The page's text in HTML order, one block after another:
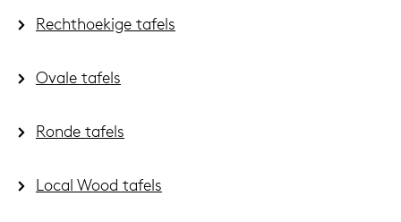
Rechthoekige tafels
Ovale tafels
Ronde tafels
Local Wood tafels